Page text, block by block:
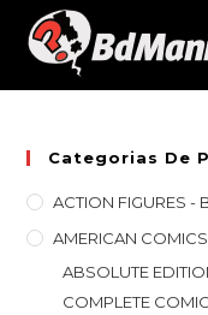
content
Categorias De
ACTION FIGURES
AMERICAN
ABSOLUTE
COMPLETE